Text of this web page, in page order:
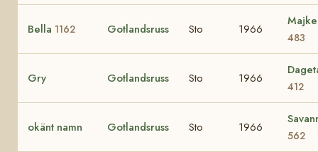
Bella 1162 Gotlandsruss Sto 1966
483
Gry Gotlandsruss Sto 1966
412
okänt namn Gotlandsruss Sto 1966
562